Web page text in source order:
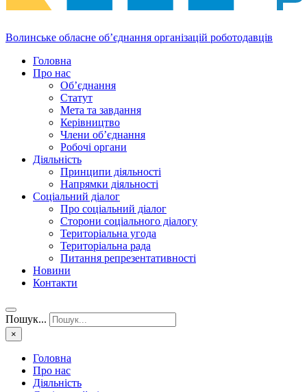
Волинське обласне об’єднання організацій роботодавців
Головна
Про нас
Об’єднання
Статут
Мета та завдання
Керівництво
Члени об’єднання
Робочі органи
Діяльність
Принципи діяльності
Напрямки діяльності
Соціальний діалог
Про соціальний діалог
Сторони соціального діалогу
Територіальна угода
Територіальна рада
Питання репрезентативності
Новини
Контакти
Пошук...
×
Головна
Про нас
Діяльність